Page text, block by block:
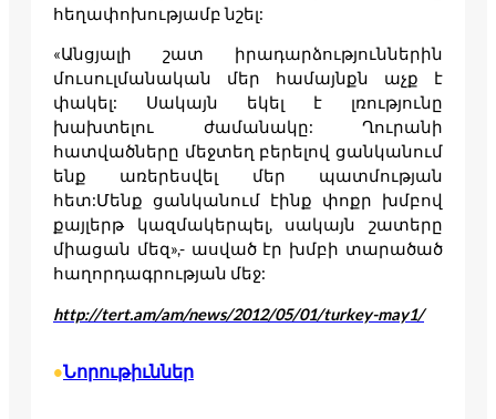
հեղափոխությամբ նշել:
«Անցյալի շատ իրադարձություններին
մուսուլմանական մեր համայնքն աչք է
փակել: Սակայն եկել է լռությունը
խախտելու ժամանակը: Ղուրանի
հատվածները մեջտեղ բերելով ցանկանում
ենք առերեսվել մեր պատմության
հետ:Մենք ցանկանում էինք փոքր խմբով
քայլերթ կազմակերպել, սակայն շատերը
միացան մեզ»,- ասված էր խմբի տարածած
հաղորդագրության մեջ:
http://tert.am/am/news/2012/05/01/turkey-may1/
•Նորութիւններ